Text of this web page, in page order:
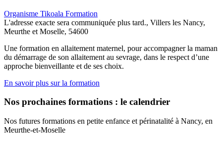
Organisme Tikoala Formation
L'adresse exacte sera communiquée plus tard., Villers les Nancy,
Meurthe et Moselle, 54600
Une formation en allaitement maternel, pour accompagner la maman
du démarrage de son allaitement au sevrage, dans le respect d’une
approche bienveillante et de ses choix.
En savoir plus sur la formation
Nos prochaines formations : le calendrier
Nos futures formations en petite enfance et périnatalité à Nancy, en
Meurthe-et-Moselle